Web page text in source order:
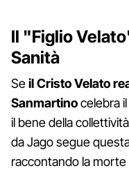
Il "Figlio
Sanità
Seil Cristo Velato
Sanmartinocelebra
il bene della
da Jago segue
raccontando la morte